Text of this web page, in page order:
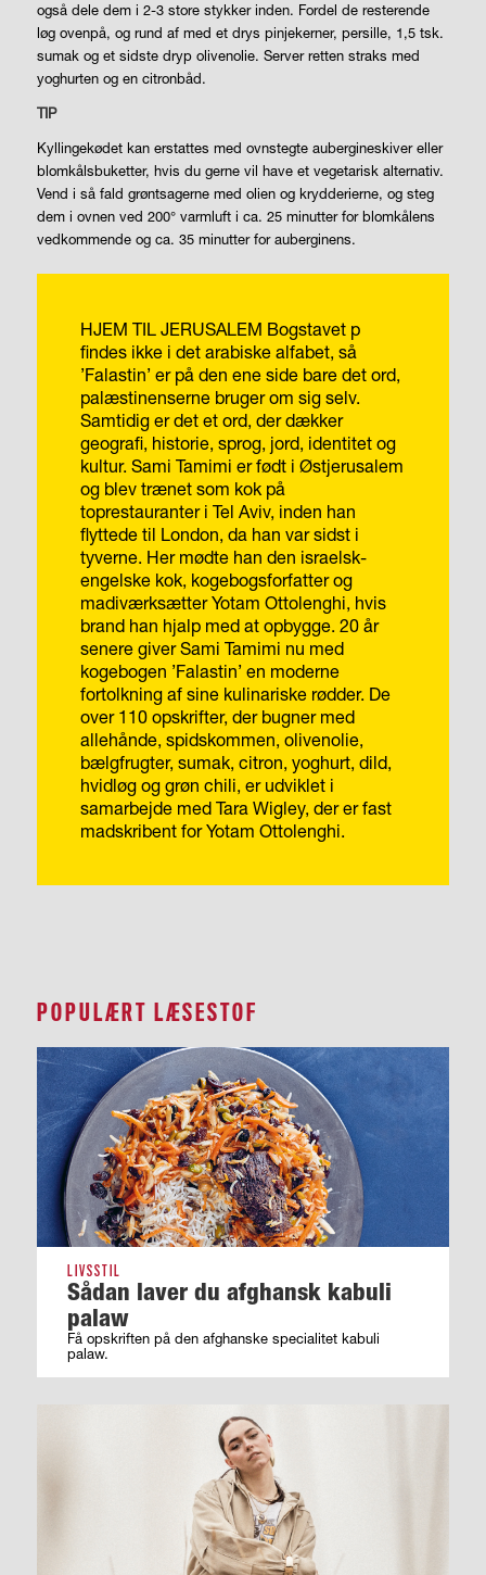
også dele dem i 2-3 store stykker inden. Fordel de resterende
løg ovenpå, og rund af med et drys pinjekerner, persille, 1,5 tsk.
sumak og et sidste dryp olivenolie. Server retten straks med
yoghurten og en citronbåd.
TIP
Kyllingekødet kan erstattes med ovnstegte aubergineskiver eller
blomkålsbuketter, hvis du gerne vil have et vegetarisk alternativ.
Vend i så fald grøntsagerne med olien og krydderierne, og steg
dem i ovnen ved 200° varmluft i ca. 25 minutter for blomkålens
vedkommende og ca. 35 minutter for auberginens.
HJEM TIL JERUSALEM Bogstavet p
findes ikke i det arabiske alfabet, så
’Falastin’ er på den ene side bare det ord,
palæstinenserne bruger om sig selv.
Samtidig er det et ord, der dækker
geografi, historie, sprog, jord, identitet og
kultur. Sami Tamimi er født i Østjerusalem
og blev trænet som kok på
toprestauranter i Tel Aviv, inden han
flyttede til London, da han var sidst i
tyverne. Her mødte han den israelsk-
engelske kok, kogebogsforfatter og
madiværksætter Yotam Ottolenghi, hvis
brand han hjalp med at opbygge. 20 år
senere giver Sami Tamimi nu med
kogebogen ’Falastin’ en moderne
fortolkning af sine kulinariske rødder. De
over 110 opskrifter, der bugner med
allehånde, spidskommen, oliven­olie,
bælgfrugter, sumak, citron, yoghurt, dild,
hvidløg og grøn chili, er udviklet i
samarbejde med Tara Wigley, der er fast
madskribent for Yotam Ottolenghi.
POPULÆRT LÆSESTOF
LIVSSTIL
Sådan laver du afghansk kabuli
palaw
Få opskriften på den afghanske specialitet kabuli
palaw.